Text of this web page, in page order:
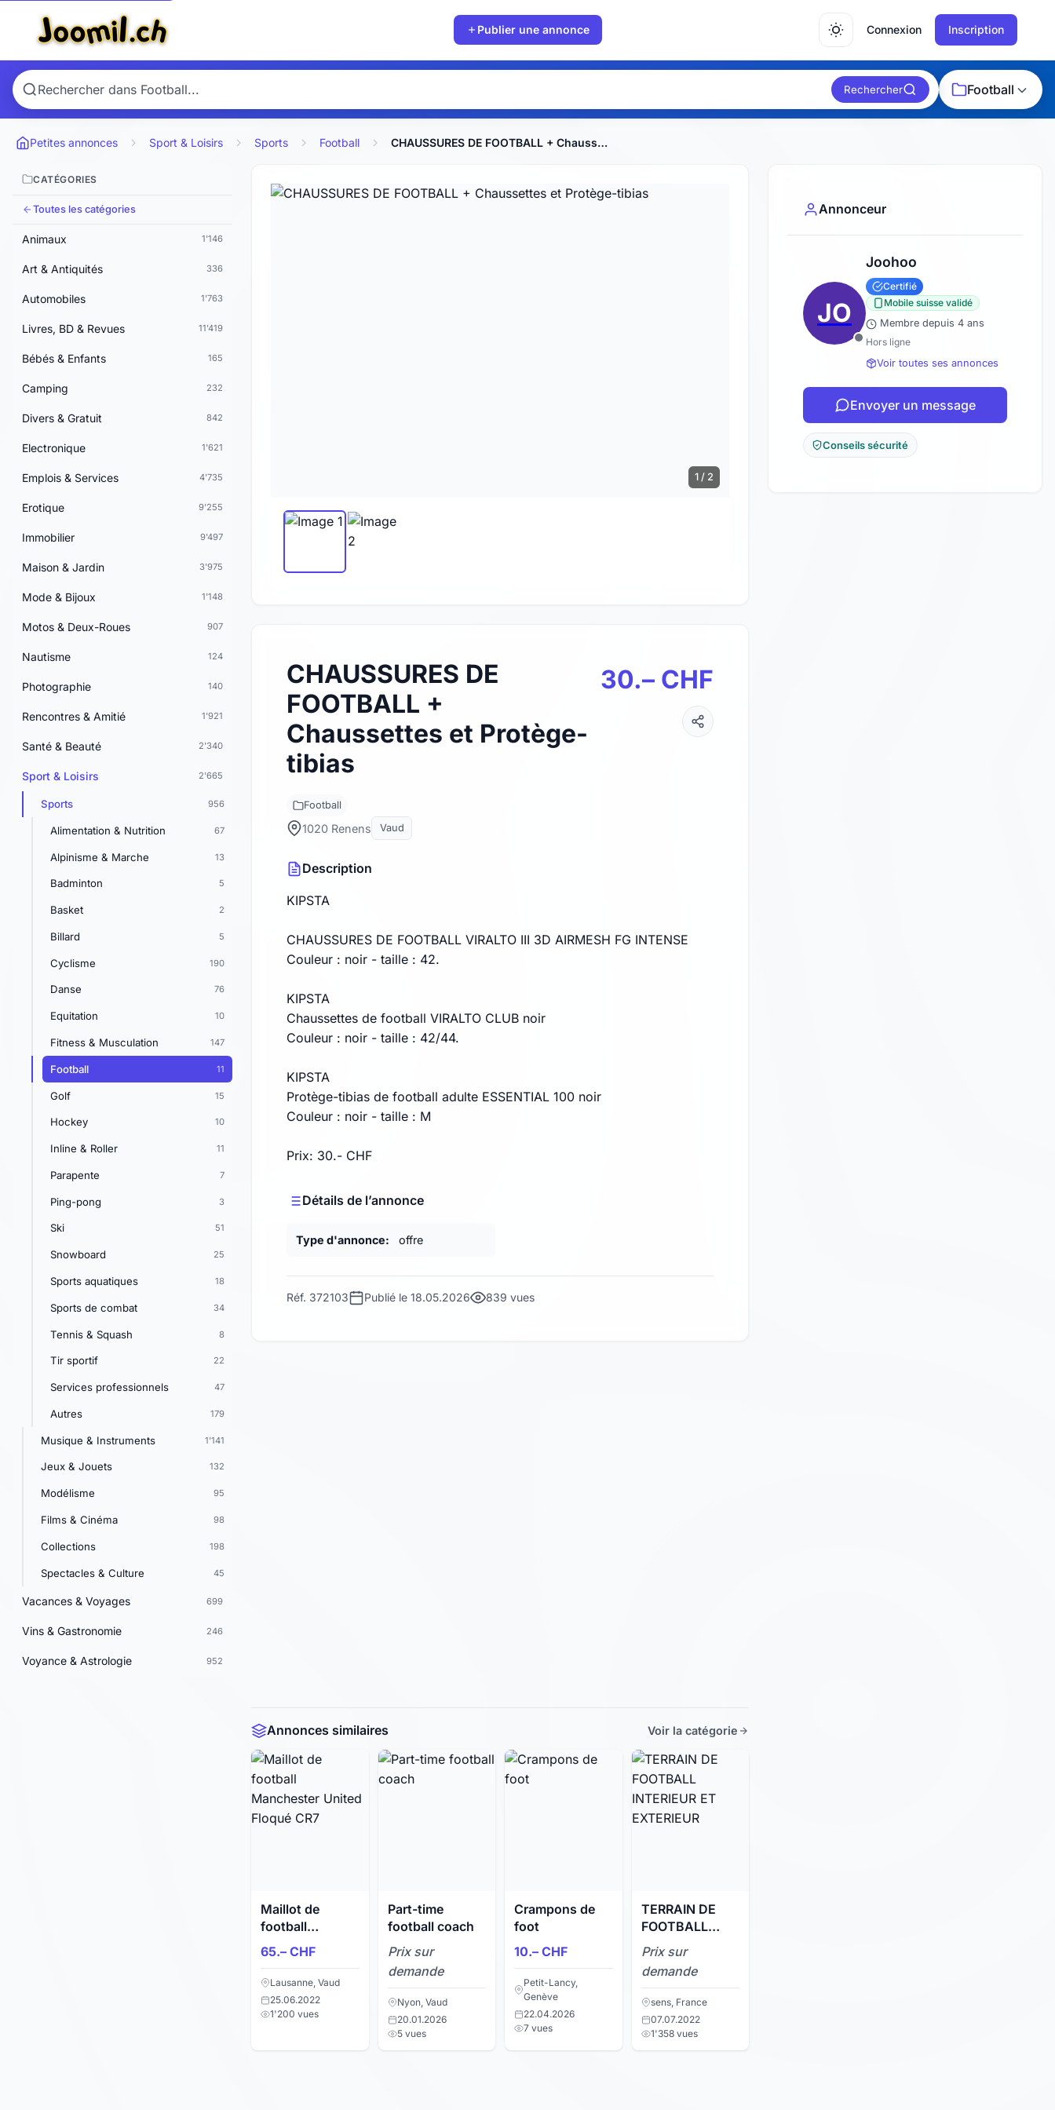
Publier une annonce Connexion Inscription
Rechercher Football
Petites annonces Sport & Loisirs Sports Football CHAUSSURES DE FOOTBALL + Chaussettes et Protège-tibias
CATÉGORIES
Toutes les catégories
Animaux 1'146
Art & Antiquités 336
Automobiles 1'763
Livres, BD & Revues 11'419
Bébés & Enfants 165
Camping 232
Divers & Gratuit 842
Electronique 1'621
Emplois & Services 4'735
Erotique 9'255
Immobilier 9'497
Maison & Jardin 3'975
Mode & Bijoux 1'148
Motos & Deux-Roues 907
Nautisme 124
Photographie 140
Rencontres & Amitié 1'921
Santé & Beauté 2'340
Sport & Loisirs 2'665
Sports 956
Alimentation & Nutrition 67
Alpinisme & Marche 13
Badminton 5
Basket 2
Billard 5
Cyclisme 190
Danse 76
Equitation 10
Fitness & Musculation 147
Football 11
Golf 15
Hockey 10
Inline & Roller 11
Parapente 7
Ping-pong 3
Ski 51
Snowboard 25
Sports aquatiques 18
Sports de combat 34
Tennis & Squash 8
Tir sportif 22
Services professionnels 47
Autres 179
Musique & Instruments 1'141
Jeux & Jouets 132
Modélisme 95
Films & Cinéma 98
Collections 198
Spectacles & Culture 45
Vacances & Voyages 699
Vins & Gastronomie 246
Voyance & Astrologie 952
1 / 2
CHAUSSURES DE
FOOTBALL +
Chaussettes et Protège-
tibias
30.– CHF
Football
1020 Renens Vaud
Description
KIPSTA
CHAUSSURES DE FOOTBALL VIRALTO III 3D AIRMESH FG INTENSE
Couleur : noir - taille : 42.
KIPSTA
Chaussettes de football VIRALTO CLUB noir
Couleur : noir - taille : 42/44.
KIPSTA
Protège-tibias de football adulte ESSENTIAL 100 noir
Couleur : noir - taille : M
Prix: 30.- CHF
Détails de l’annonce
Type d'annonce: offre
Réf. 372103 Publié le 18.05.2026 839 vues
Annonceur
JO
Joohoo
Certifié
Mobile suisse validé
Membre depuis 4 ans
Hors ligne
Voir toutes ses annonces
Envoyer un message
Conseils sécurité
Annonces similaires Voir la catégorie
Maillot de
football
Manchester
United Floqué
CR7
65.– CHF
Lausanne, Vaud
25.06.2022
1'200 vues
Part-time
football coach
Prix sur
demande
Nyon, Vaud
20.01.2026
5 vues
Crampons de
foot
10.– CHF
Petit-Lancy,
Genève
22.04.2026
7 vues
TERRAIN DE
FOOTBALL
INTERIEUR ET
EXTERIEUR
Prix sur
demande
sens, France
07.07.2022
1'358 vues